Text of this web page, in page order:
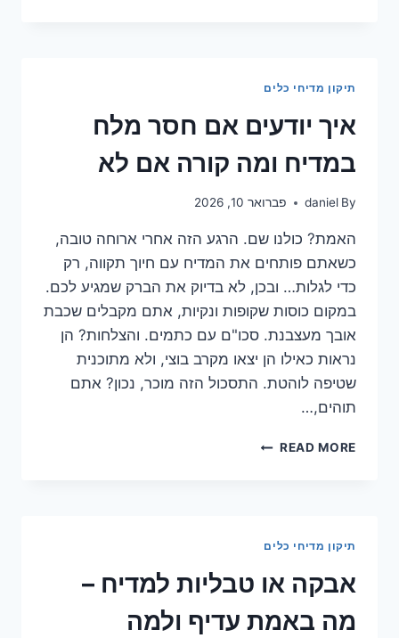
תיקון מדיחי כלים
איך יודעים אם חסר מלח
במדיח ומה קורה אם לא
By
daniel פברואר 10, 2026
האמת? כולנו שם. הרגע הזה אחרי ארוחה טובה,
כשאתם פותחים את המדיח עם חיוך תקווה, רק
כדי לגלות… ובכן, לא בדיוק את הברק שמגיע לכם.
במקום כוסות שקופות ונקיות, אתם מקבלים שכבת
אובך מעצבנת. סכו"ם עם כתמים. והצלחות? הן
נראות כאילו הן יצאו מקרב בוצי, ולא מתוכנית
שטיפה לוהטת. התסכול הזה מוכר, נכון? אתם
תוהים,…
READ MOREאיך
אם
תיקון מדיחי כלים
אבקה או טבליות למדיח –
מה באמת עדיף ולמה